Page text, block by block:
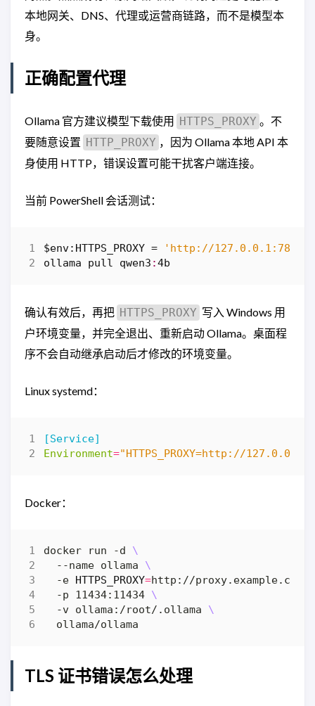
本地网关、DNS、代理或运营商链路，而不是模型本
身。
正确配置代理
Ollama 官方建议模型下载使用 HTTPS_PROXY 。不
要随意设置 HTTP_PROXY ，因为 Ollama 本地 API 本
身使用 HTTP，错误设置可能干扰客户端连接。
当前 PowerShell 会话测试：
$env:HTTPS_PROXY =
'http://127.0.0.1:7890'
ollama
pull qwen3 :4b
确认有效后，再把 HTTPS_PROXY 写入 Windows 用
户环境变量，并完全退出、重新启动 Ollama。桌面程
序不会自动继承启动后才修改的环境变量。
Linux systemd：
[Service]
Environment="HTTPS_PROXY=http://
Docker：
docker run -d
  --name ollama
  -e
HTTPS_PROXY=http://
  -p 11434:11434
  -v ollama:/root/.ollama
TLS 证书错误怎么处理